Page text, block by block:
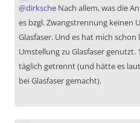
@dirksche Nach allem, was die
es bzgl. Zwangstrennung keinen
Glasfaser. Und es hat mich
Umstellung zu Glasfaser genutzt.
täglich getrennt (und hätte es
bei Glasfaser gemacht).